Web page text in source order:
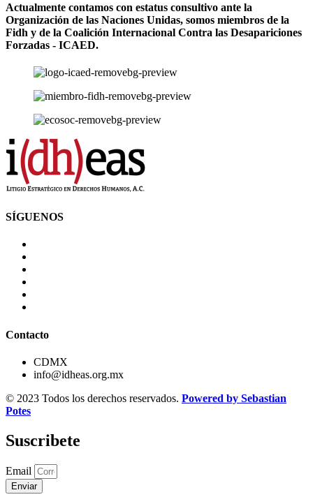
Actualmente contamos con estatus consultivo ante la
Organización de las Naciones Unidas, somos miembros de la
Fidh y de la Coalición Internacional Contra las Desapariciones
Forzadas - ICAED.
SÍGUENOS
Contacto
CDMX
info@idheas.org.mx
© 2023 Todos los derechos reservados. Powered by Sebastian
Potes
Suscribete
Email
Enviar